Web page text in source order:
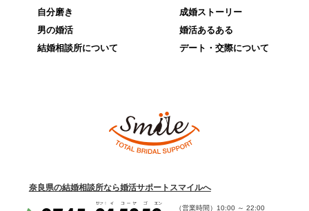
自分磨き
男の婚活
結婚相談所について
成婚ストーリー
婚活あるある
デート・交際について
奈良県の結婚相談所なら婚活サポートスマイルへ
（営業時間） 10:00 ～22:00